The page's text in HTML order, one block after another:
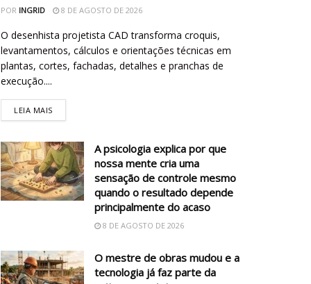
POR INGRID 8 DE AGOSTO DE 2026
O desenhista projetista CAD transforma croquis,
levantamentos, cálculos e orientações técnicas em
plantas, cortes, fachadas, detalhes e pranchas de
execução....
LEIA MAIS
A psicologia explica por que
nossa mente cria uma
sensação de controle mesmo
quando o resultado depende
principalmente do acaso
8 DE AGOSTO DE 2026
O mestre de obras mudou e a
tecnologia já faz parte da